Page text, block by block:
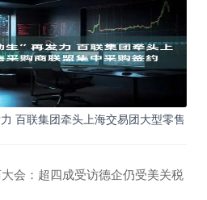
百联集团牵头上海交易团大型零售
会：超四成受访德企仍受美关税